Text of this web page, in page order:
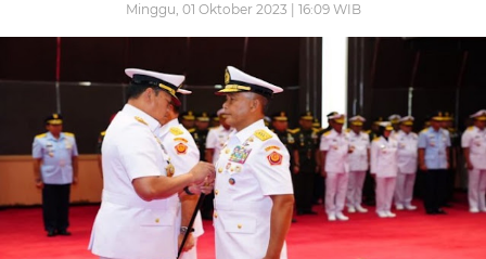
Minggu, 01 Oktober 2023 | 16:09 WIB